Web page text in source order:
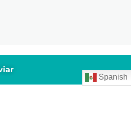
Spanish